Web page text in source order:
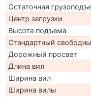
Остаточная
Центр загрузки
Высота подъема
Стандартный
Дорожный просвет
Длина вил
Ширина вил
Ширина вилы